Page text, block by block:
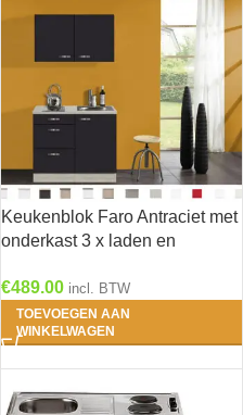
Keukenblok Faro Antraciet met
onderkast 3 x laden en
0103
€489.00 incl. BTW
TOEVOEGEN AAN
WINKELWAGEN